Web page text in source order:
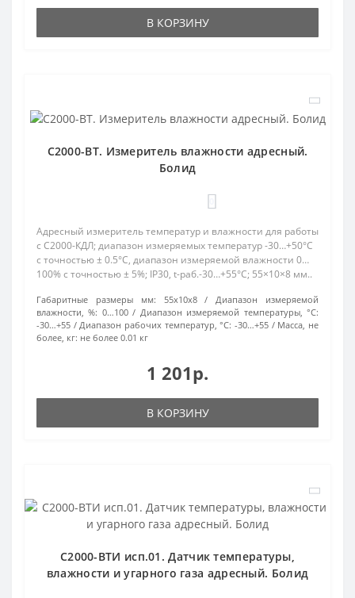
В КОРЗИНУ
С2000-ВТ. Измеритель влажности адресный.
Болид
Адресный измеритель температур и влажности для работы
с С2000-КДЛ; диапазон измеряемых температур -30…+50°С
с точностью ± 0.5°С, диапазон измеряемой влажности 0…
100% с точностью ± 5%; IP30, t-раб.-30…+55°С; 55×10×8 мм..
Габаритные размеры мм: 55х10х8
Диапазон измеряемой
влажности, %: 0…100
Диапазон измеряемой температуры, °C:
-30…+55
Диапазон рабочих температур, °С: -30…+55
Масса, не
более, кг: не более 0.01 кг
1 201р.
В КОРЗИНУ
С2000-ВТИ исп.01. Датчик температуры,
влажности и угарного газа адресный. Болид